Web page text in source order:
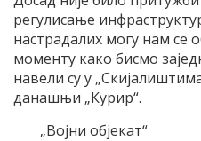
регулисање
настрадалих могу нам се
моменту како бисмо
навели су у
данашњи „Курир“.
„Војни објекат“